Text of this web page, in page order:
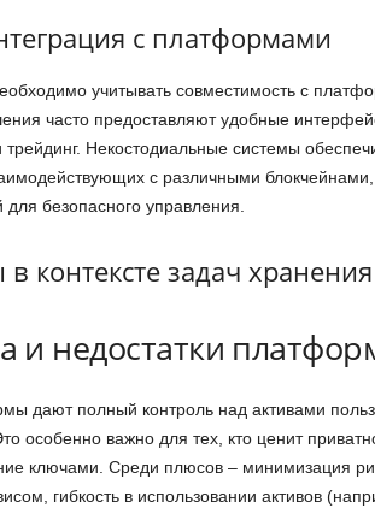
с платформами
учитывать совместимость с
часто предоставляют удобные
Некостодиальные системы
с различными
безопасного управления.
контексте задач хранения
и недостатки
дают полный контроль над активами
особенно важно для тех, кто ценит
ключами. Среди плюсов – минимизация
гибкость в использовании активов